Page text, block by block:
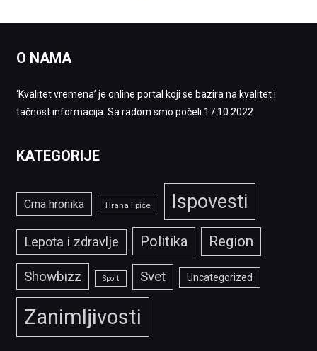
O NAMA
‘Kvalitet vremena’ je online portal koji se bazira na kvalitet i
tačnost informacija. Sa radom smo počeli 17.10.2022.
KATEGORIJE
Crna hronika Hrana i piće Ispovesti
Lepota i zdravlje Politika Region
Showbizz Sport Svet Uncategorized
Zanimljivosti